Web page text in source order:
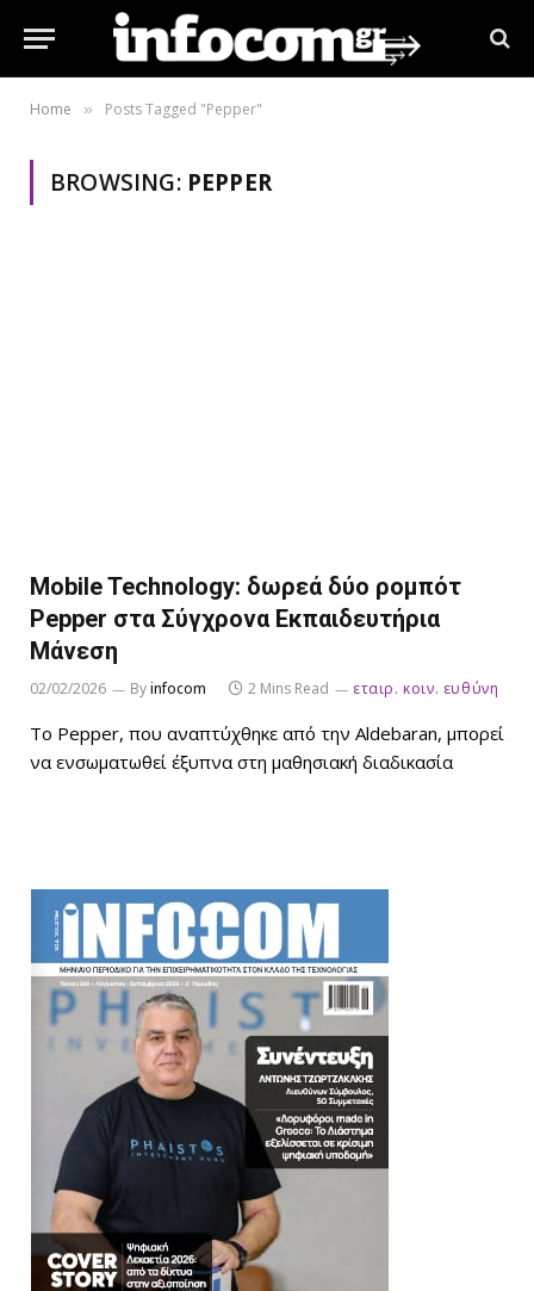
Home » Posts Tagged "Pepper"
BROWSING: PEPPER
Mobile Technology: δωρεά δύο ρομπότ
Pepper στα Σύγχρονα Εκπαιδευτήρια
Μάνεση
02/02/2026 Byinfocom 2 Mins Read εταιρ. κοιν. ευθύνη
Το Pepper, που αναπτύχθηκε από την Aldebaran, μπορεί
να ενσωματωθεί έξυπνα στη μαθησιακή διαδικασία